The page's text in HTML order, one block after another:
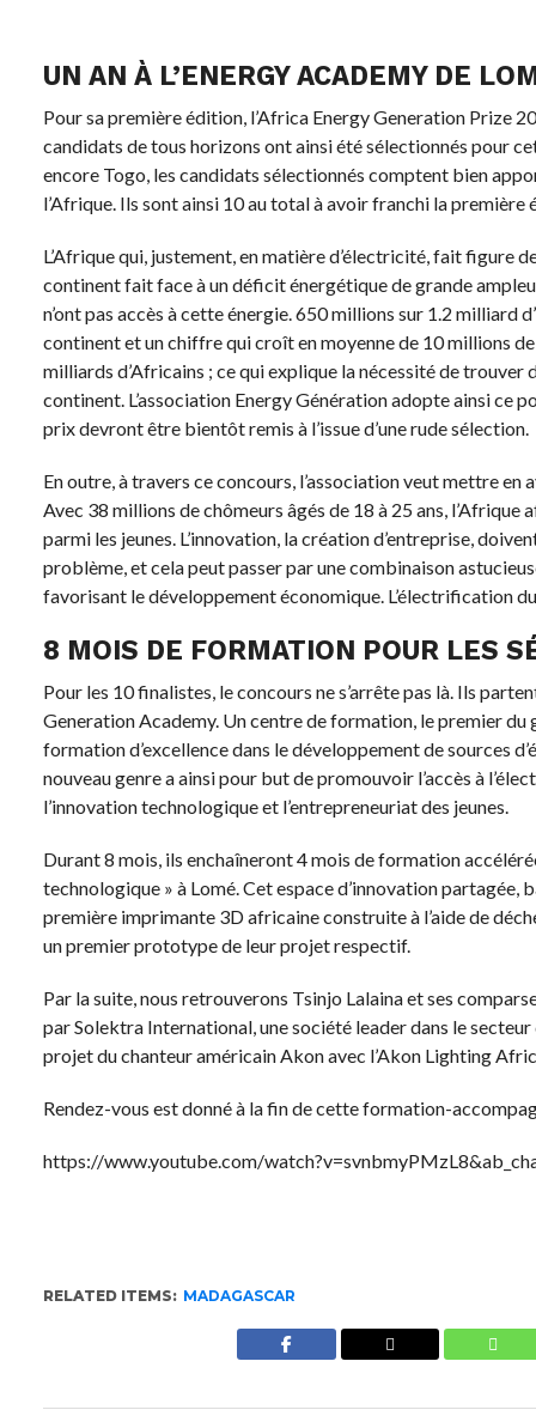
UN AN À L’ENERGY ACADEMY DE
Pour sa première édition, l’Africa Energy Generation Prize
candidats de tous horizons ont ainsi été sélectionnés pour
encore Togo, les candidats sélectionnés comptent bien
l’Afrique. Ils sont ainsi 10 au total à avoir franchi la première
L’Afrique qui, justement, en matière d’électricité, fait figure
continent fait face à un déficit énergétique de grande
n’ont pas accès à cette énergie. 650 millions sur 1.2 milliard
continent et un chiffre qui croît en moyenne de 10 millions
milliards d’Africains ; ce qui explique la nécessité de
continent. L’association Energy Génération adopte ainsi ce
prix devront être bientôt remis à l’issue d’une rude sélection.
En outre, à travers ce concours, l’association veut mettre
Avec 38 millions de chômeurs âgés de 18 à 25 ans,
parmi les jeunes. L’innovation, la création d’entreprise,
problème, et cela peut passer par une combinaison
favorisant le développement économique. L’électrification
8 MOIS DE FORMATION POUR LES
Pour les 10 finalistes, le concours ne s’arrête pas là. Ils
Generation Academy. Un centre de formation, le premier
formation d’excellence dans le développement de sources
nouveau genre a ainsi pour but de promouvoir l’accès à
l’innovation technologique et l’entrepreneuriat des jeunes.
Durant 8 mois, ils enchaîneront 4 mois de formation
technologique » à Lomé. Cet espace d’innovation partagée,
première imprimante 3D africaine construite à l’aide de
un premier prototype de leur projet respectif.
Par la suite, nous retrouverons Tsinjo Lalaina et ses
par Solektra International, une société leader dans le
projet du chanteur américain Akon avec l’Akon Lighting
Rendez-vous est donné à la fin de cette formation-
https://www.youtube.com/
RELATED ITEMS: MADAGASCAR